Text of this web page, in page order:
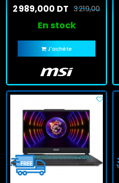
RTX 30503 219,000 DT
2 989,000 DT
En stock
J'achète